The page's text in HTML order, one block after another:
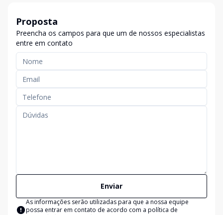
Proposta
Preencha os campos para que um de nossos especialistas
entre em contato
Enviar
As informações serão utilizadas para que a nossa equipe
possa entrar em contato de acordo com a política de